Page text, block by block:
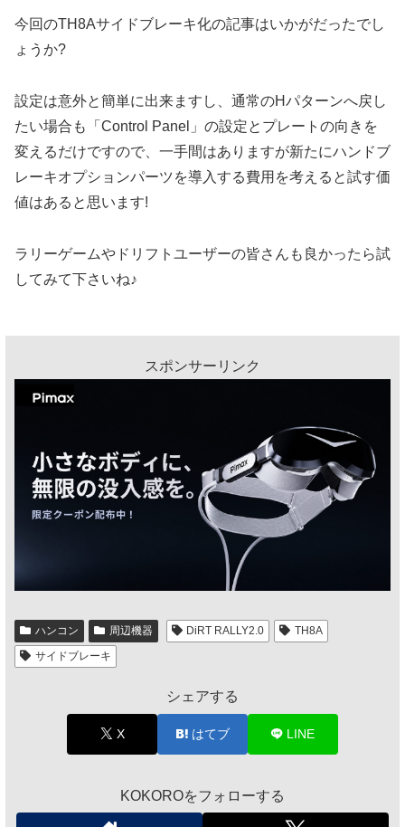
今回のTH8Aサイドブレーキ化の記事はいかがだったでし
ょうか?
設定は意外と簡単に出来ますし、通常のHパターンへ戻し
たい場合も「Control Panel」の設定とプレートの向きを
変えるだけですので、一手間はありますが新たにハンドブ
レーキオプションパーツを導入する費用を考えると試す価
値はあると思います!
ラリーゲームやドリフトユーザーの皆さんも良かったら試
してみて下さいね♪
スポンサーリンク
ハンコン 周辺機器 DiRT RALLY2.0
TH8A
サイドブレーキ
シェアする
X はてブ LINE
KOKOROをフォローする